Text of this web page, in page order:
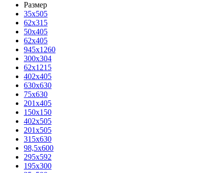
Размер
35х505
62x315
50x405
62х405
945x1260
300x304
62x1215
402x405
630x630
75x630
201x405
150x150
402x505
201x505
315x630
98,5х600
295x592
195х300